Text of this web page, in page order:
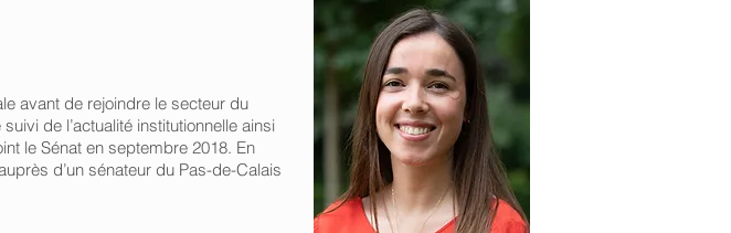
avant de rejoindre le secteur du
de l’actualité institutionnelle ainsi
le Sénat en septembre 2018. En
d’un sénateur du Pas-de-Calais